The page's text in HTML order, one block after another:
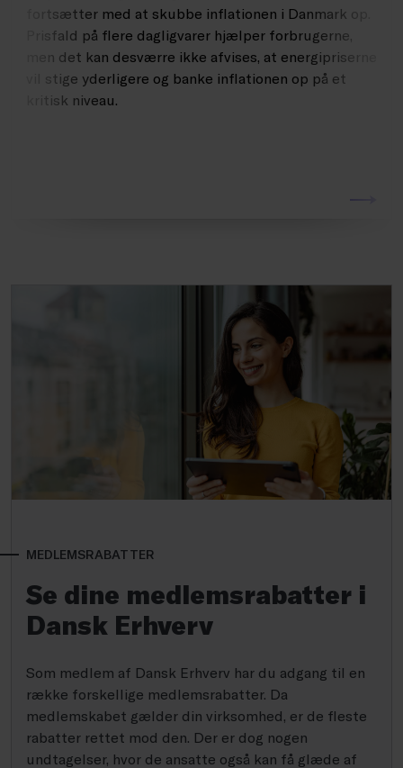
fortsætter med at skubbe inflationen i Danmark op.
Prisfald på flere dagligvarer hjælper forbrugerne,
men det kan desværre ikke afvises, at energipriserne
vil stige yderligere og banke inflationen op på et
kritisk niveau.
MEDLEMSRABATTER
Se dine medlemsrabatter i
Dansk Erhverv
Som medlem af Dansk Erhverv har du adgang til en
række forskellige medlemsrabatter. Da
medlemskabet gælder din virksomhed, er de fleste
rabatter rettet mod den. Der er dog nogen
undtagelser, hvor de ansatte også kan få glæde af